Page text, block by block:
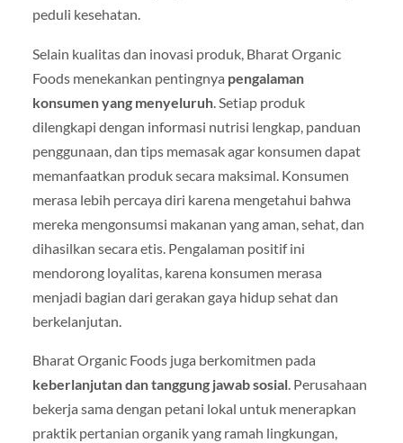
peduli kesehatan.
Selain kualitas dan inovasi produk, Bharat Organic
Foods menekankan pentingnya pengalaman
konsumen yang menyeluruh. Setiap produk
dilengkapi dengan informasi nutrisi lengkap, panduan
penggunaan, dan tips memasak agar konsumen dapat
memanfaatkan produk secara maksimal. Konsumen
merasa lebih percaya diri karena mengetahui bahwa
mereka mengonsumsi makanan yang aman, sehat, dan
dihasilkan secara etis. Pengalaman positif ini
mendorong loyalitas, karena konsumen merasa
menjadi bagian dari gerakan gaya hidup sehat dan
berkelanjutan.
Bharat Organic Foods juga berkomitmen pada
keberlanjutan dan tanggung jawab sosial. Perusahaan
bekerja sama dengan petani lokal untuk menerapkan
praktik pertanian organik yang ramah lingkungan,